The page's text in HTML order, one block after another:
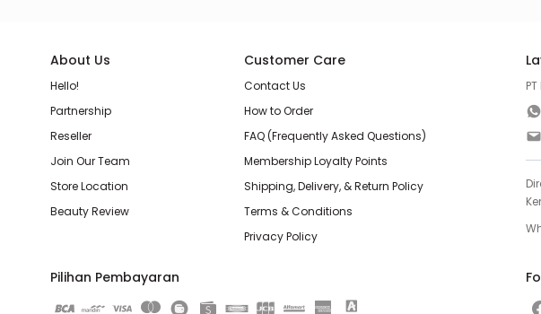
About Us
Hello!
Partnership
Reseller
Join Our Team
Store Location
Beauty Review
Customer Care
Contact Us
How to Order
FAQ (Frequently Asked Questions)
Membership Loyalty Points
Shipping, Delivery, & Return Policy
Terms & Conditions
Privacy Policy
Pilihan Pembayaran